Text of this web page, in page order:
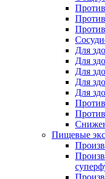
Для
Для
Для
Для
Для
Против
Пищевые